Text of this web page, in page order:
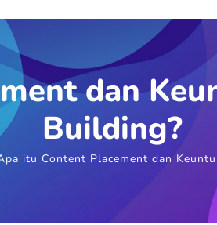
dan
Building?
itu Content Placement dan